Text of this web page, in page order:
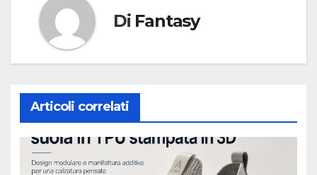
Di Fantasy
Articoli correlati